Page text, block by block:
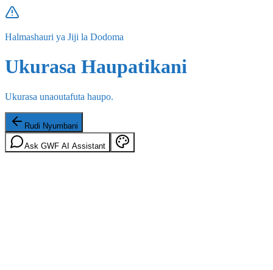
Halmashauri ya Jiji la Dodoma
Ukurasa Haupatikani
Ukurasa unaoutafuta haupo.
Rudi Nyumbani
Ask GWF AI Assistant